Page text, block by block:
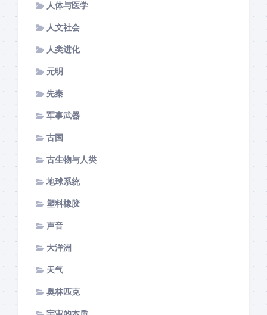
人体与医学
人文社会
人类进化
元明
先秦
军事武器
古国
古生物与人类
地球系统
塑料橡胶
声音
大洋洲
天气
奥林匹克